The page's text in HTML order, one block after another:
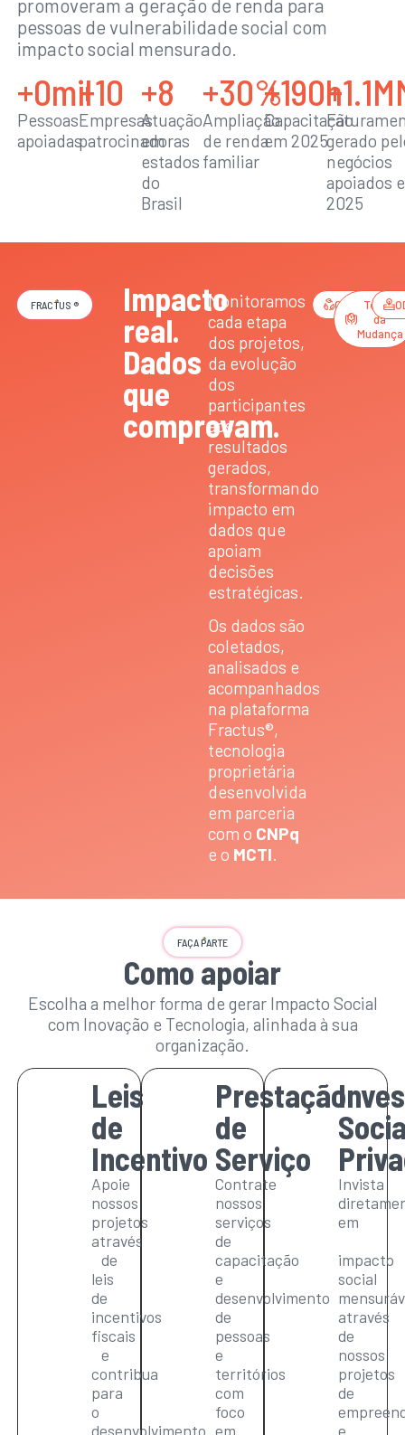
promoveram a geração de renda para
pessoas de vulnerabilidade social com
impacto social mensurado.
Pessoas
apoiadas
+0mil
Empresas
patrocinadoras
+10
Atuação
em
estados
do
Brasil
+8
Ampliação
de renda
familiar
+30%
Capacitação
em 2025
+190h
gerado
negócios
apoiados
2025
+1.1
FRACTUS ®
Impacto
real.
Dados
que
comprovam.
Monitoramos
cada etapa
dos projetos,
da evolução
dos
participantes
aos
resultados
gerados,
transformando
impacto em
dados que
apoiam
decisões
estratégicas.
Os dados são
coletados,
analisados e
acompanhados
na plataforma
Fractus®,
tecnologia
proprietária
desenvolvida
em parceria
com o CNPq
e o MCTI.
GRI/ESGTeoria
da
Mudança
FAÇA PARTE
Como apoiar
Escolha a melhor forma de gerar Impacto Social
com Inovação e Tecnologia, alinhada à sua
organização.
Leis
de
Incentivo
Apoie
nossos
projetos
através
de
leis
de
incentivos
fiscais
e
contribua
para
o
desenvolvimento
Prestação
de
Serviço
Contrate
nossos
serviços
de
capacitação
e
desenvolvimento
de
pessoas
e
territórios
com
foco
em
Invista
em
impacto
social
através
de
nossos
projetos
de
e